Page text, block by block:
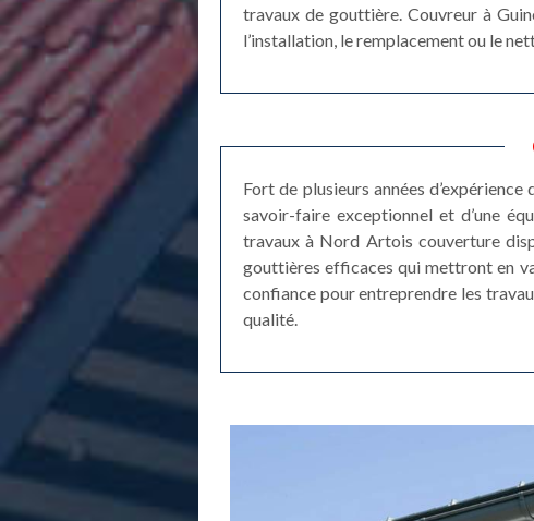
travaux de gouttière. Couvreur à
l’installation, le remplacement ou le
Fort de plusieurs années
savoir-faire exceptionnel et d’une
travaux à Nord Artois couverture
gouttières efficaces qui mettront en
confiance pour entreprendre les
qualité.